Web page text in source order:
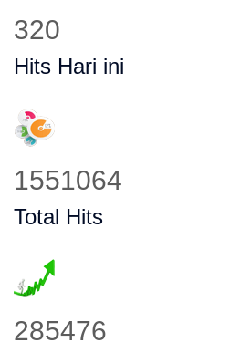
398
Hits Hari ini
1931514
Total Hits
355764